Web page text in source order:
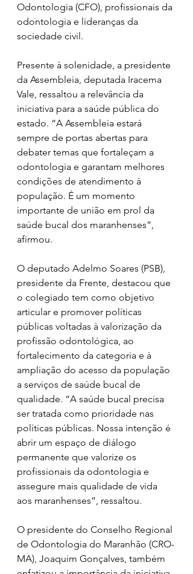
Odontologia (CFO), profissionais da
odontologia e lideranças da
sociedade civil.
Presente à solenidade, a presidente
da Assembleia, deputada Iracema
Vale, ressaltou a relevância da
iniciativa para a saúde pública do
estado. “A Assembleia estará
sempre de portas abertas para
debater temas que fortaleçam a
odontologia e garantam melhores
condições de atendimento à
população. É um momento
importante de união em prol da
saúde bucal dos maranhenses”,
afirmou.
O deputado Adelmo Soares (PSB),
presidente da Frente, destacou que
o colegiado tem como objetivo
articular e promover políticas
públicas voltadas à valorização da
profissão odontológica, ao
fortalecimento da categoria e à
ampliação do acesso da população
a serviços de saúde bucal de
qualidade. “A saúde bucal precisa
ser tratada como prioridade nas
políticas públicas. Nossa intenção é
abrir um espaço de diálogo
permanente que valorize os
profissionais da odontologia e
assegure mais qualidade de vida
aos maranhenses”, ressaltou.
O presidente do Conselho Regional
de Odontologia do Maranhão (CRO-
MA), Joaquim Gonçalves, também